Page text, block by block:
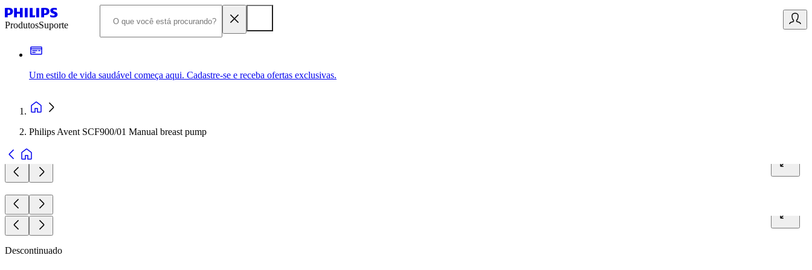
ProdutosSuporte
Um estilo de vida saudável começa aqui. Cadastre-se e receba ofertas exclusivas.
Philips Avent SCF900/01 Manual breast pump
Descontinuado